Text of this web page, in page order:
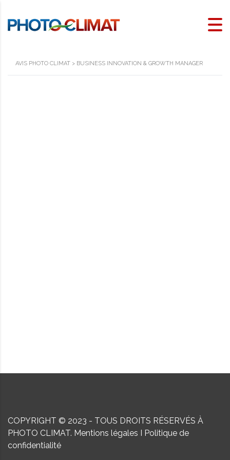
AVIS PHOTO CLIMAT > BUSINESS INNOVATION & GROWTH MANAGER
COPYRIGHT © 2023 - TOUS DROITS RÉSERVÉS À
PHOTO CLIMAT. Mentions légales I Politique de
confidentialité